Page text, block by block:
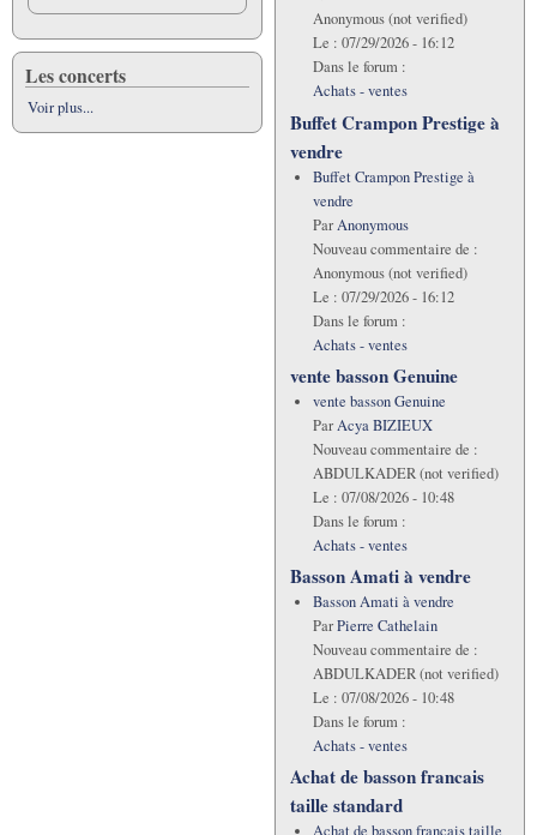
Les concerts
Voir plus...
Anonymous (not verified)
Le : 07/29/2026 - 16:12
Dans le forum :
Achats - ventes
Buffet Crampon Prestige à
vendre
Buffet Crampon Prestige à
vendre
ParAnonymous
Nouveau commentaire de :
Anonymous (not verified)
Le : 07/29/2026 - 16:12
Dans le forum :
Achats - ventes
vente basson Genuine
vente basson Genuine
ParAcya BIZIEUX
Nouveau commentaire de :
ABDULKADER (not verified)
Le : 07/08/2026 - 10:48
Dans le forum :
Achats - ventes
Basson Amati à vendre
Basson Amati à vendre
ParPierre Cathelain
Nouveau commentaire de :
ABDULKADER (not verified)
Le : 07/08/2026 - 10:48
Dans le forum :
Achats - ventes
Achat de basson francais
taille standard
Achat de basson francais taille